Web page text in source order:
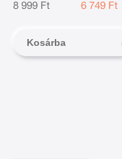
8 999 Ft 6 749 Ft
Kosárba